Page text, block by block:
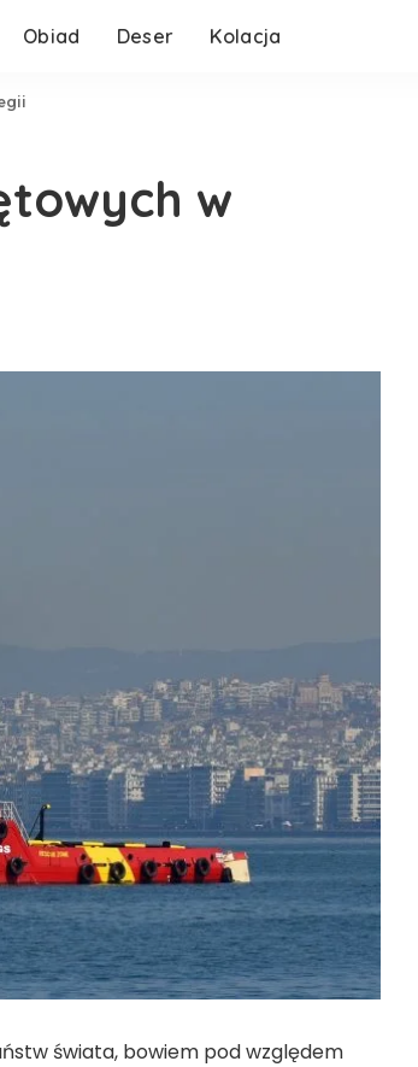
Obiad Deser Kolacja
w
świata, bowiem pod względem